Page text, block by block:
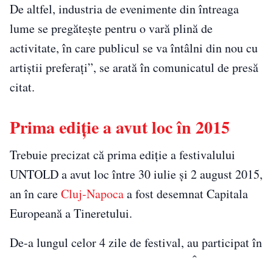
De altfel, industria de evenimente din întreaga
lume se pregătește pentru o vară plină de
activitate, în care publicul se va întâlni din nou cu
artiștii preferați”, se arată în comunicatul de presă
citat.
Prima ediție a avut loc în 2015
Trebuie precizat că prima ediție a festivalului
UNTOLD a avut loc între 30 iulie și 2 august 2015,
an în careCluj-Napocaa fost desemnat Capitala
Europeană a Tineretului.
De-a lungul celor 4 zile de festival, au participat în